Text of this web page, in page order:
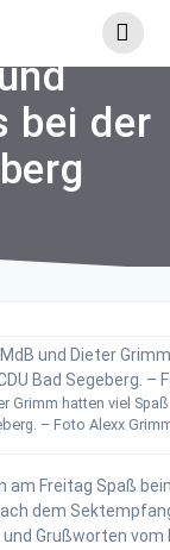
bei der
Grimm hatten viel
– Foto Alexx
am Freitag Spaß
dem
Grußworten